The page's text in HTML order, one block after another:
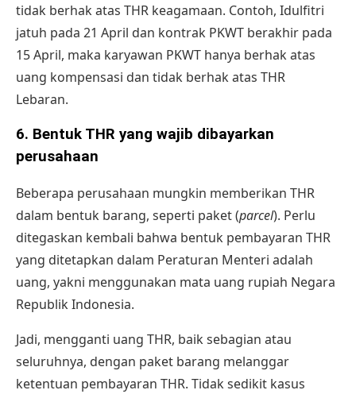
tidak berhak atas THR keagamaan. Contoh, Idulfitri
jatuh pada 21 April dan kontrak PKWT berakhir pada
15 April, maka karyawan PKWT hanya berhak atas
uang kompensasi dan tidak berhak atas THR
Lebaran.
6. Bentuk THR yang wajib dibayarkan
perusahaan
Beberapa perusahaan mungkin memberikan THR
dalam bentuk barang, seperti paket (parcel). Perlu
ditegaskan kembali bahwa bentuk pembayaran THR
yang ditetapkan dalam Peraturan Menteri adalah
uang, yakni menggunakan mata uang rupiah Negara
Republik Indonesia.
Jadi, mengganti uang THR, baik sebagian atau
seluruhnya, dengan paket barang melanggar
ketentuan pembayaran THR. Tidak sedikit kasus